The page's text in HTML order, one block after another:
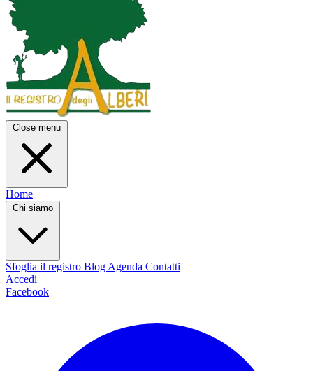
Close menu
Home
Chi siamo
Sfoglia il registro Blog Agenda Contatti
Accedi
Facebook